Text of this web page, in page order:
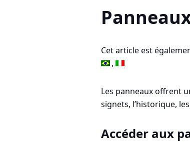
Cet article est
Les panneaux offrent
signets, l’historique,
Accéder aux